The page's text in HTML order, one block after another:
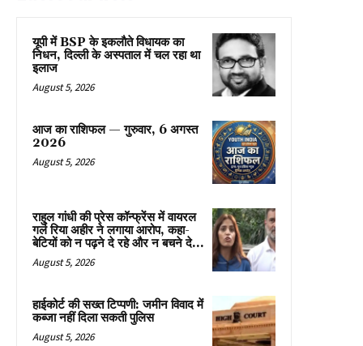
यूपी में BSP के इकलाैते विधायक का
निधन, दिल्ली के अस्पताल में चल रहा था
इलाज
August 5, 2026
आज का राशिफल — गुरुवार, 6 अगस्त
2026
August 5, 2026
राहुल गांधी की प्रेस कॉन्फ्रेंस में वायरल
गर्ल रिया अहीर ने लगाया आरोप, कहा-
बेटियों को न पढ़ने दे रहे और न बचने दे...
August 5, 2026
हाईकोर्ट की सख्त टिप्पणी: जमीन विवाद में
कब्जा नहीं दिला सकती पुलिस
August 5, 2026